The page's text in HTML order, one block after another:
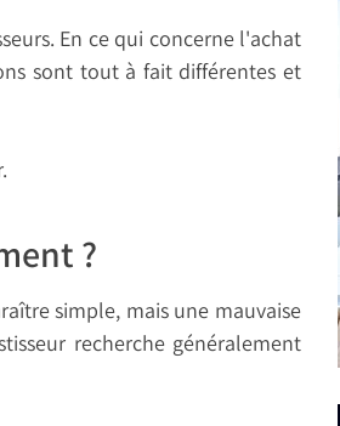
En ce qui concerne l'achat
sont tout à fait différentes et
?
simple, mais une mauvaise
recherche généralement